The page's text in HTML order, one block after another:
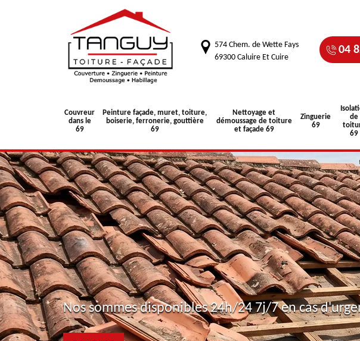
574 Chem. de Wette Fays
69300 Caluire Et Cuire
04
Couvreur
dans le
69
Peinture façade, muret, toiture,
boiserie, ferronerie, gouttière
69
Nettoyage et
démoussage de toiture
et façade 69
Zinguerie
69
de
69
Nos sommes disponibles 24h/24 7j/7 en cas